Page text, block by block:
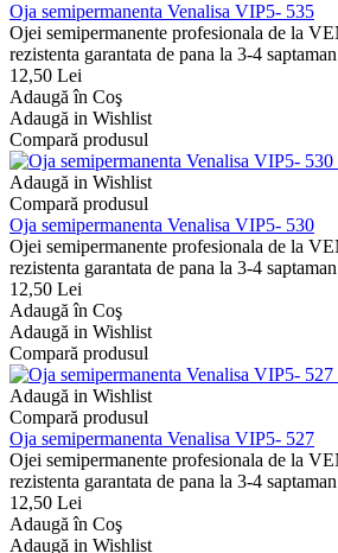
Oja semipermanenta Venalisa VIP5- 535
Ojei semipermanente profesionala de la
rezistenta garantata de pana la 3-4
12,50 Lei
Adaugă în Coş
Adaugă in Wishlist
Compară produsul
Adaugă in Wishlist
Compară produsul
Oja semipermanenta Venalisa VIP5- 530
Ojei semipermanente profesionala de la
rezistenta garantata de pana la 3-4
12,50 Lei
Adaugă în Coş
Adaugă in Wishlist
Compară produsul
Adaugă in Wishlist
Compară produsul
Oja semipermanenta Venalisa VIP5- 527
Ojei semipermanente profesionala de la
rezistenta garantata de pana la 3-4
12,50 Lei
Adaugă în Coş
Adaugă in Wishlist